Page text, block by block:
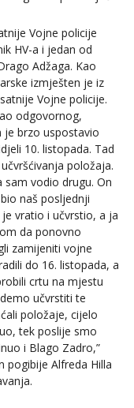
Vojne policije
HV-a i jedan od
Adžaga. Kao
izmješten je iz
Vojne policije.
odgovornog,
brzo uspostavio
10. listopada. Tad
položaja.
vodio drugu. On
naš posljednji
vratio i učvrstio, a ja
da ponovno
zamijeniti vojne
do 16. listopada, a
crtu na mjestu
učvrstiti te
položaje, cijelo
tek poslije smo
i Blago Zadro,”
pogibije Alfreda Hilla